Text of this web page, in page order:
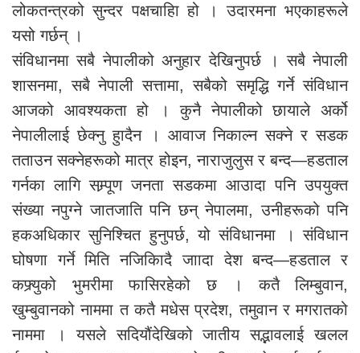
लोकतन्त्रको सुन्दर पक्षचाहिा हो । उदारमना भएकाहरूले
यसो गर्छन् ।
संविधानमा सबै नेपालीको अनुहार देखिनुपर्छ । सबै नेपाली
शासनमा, सबै नेपाली सत्तामा, सबैको समृद्धि गर्ने संविधान
आजको आवश्यकता हो । कुनै नेपालीको छायाले अर्को
नेपालीलाई छेक्नु हुादैन । आवाज निकाल्न सक्ने र सडक
तताउन सक्नेहरूको मात्र होइन, नाराजुलुस र बन्द—हडताल
गर्नका लागि सम्र्पूण जनता सडकमा आउादा पनि उपयुक्त
संख्या नपुग्ने जातजाति पनि छन् नेपालमा, उनीहरूको पनि
हकअधिकार सुनिश्चित हुनुपर्छ, यो संविधानमा । संविधान
घोषणा गर्ने मिति नजिकिादै जाादा देश बन्द—हडताल र
कफ्र्युको भुमरीमा फासिरहेको छ । कतै लिम्बुवान,
खुम्बुवानको नाममा त कतै मधेस प्रदेश, तमुवान र मगरातको
नाममा । यसले सदियौंदेखिको जातीय सद्भावलाई खलल